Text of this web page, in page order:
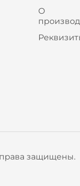
О
защищены.